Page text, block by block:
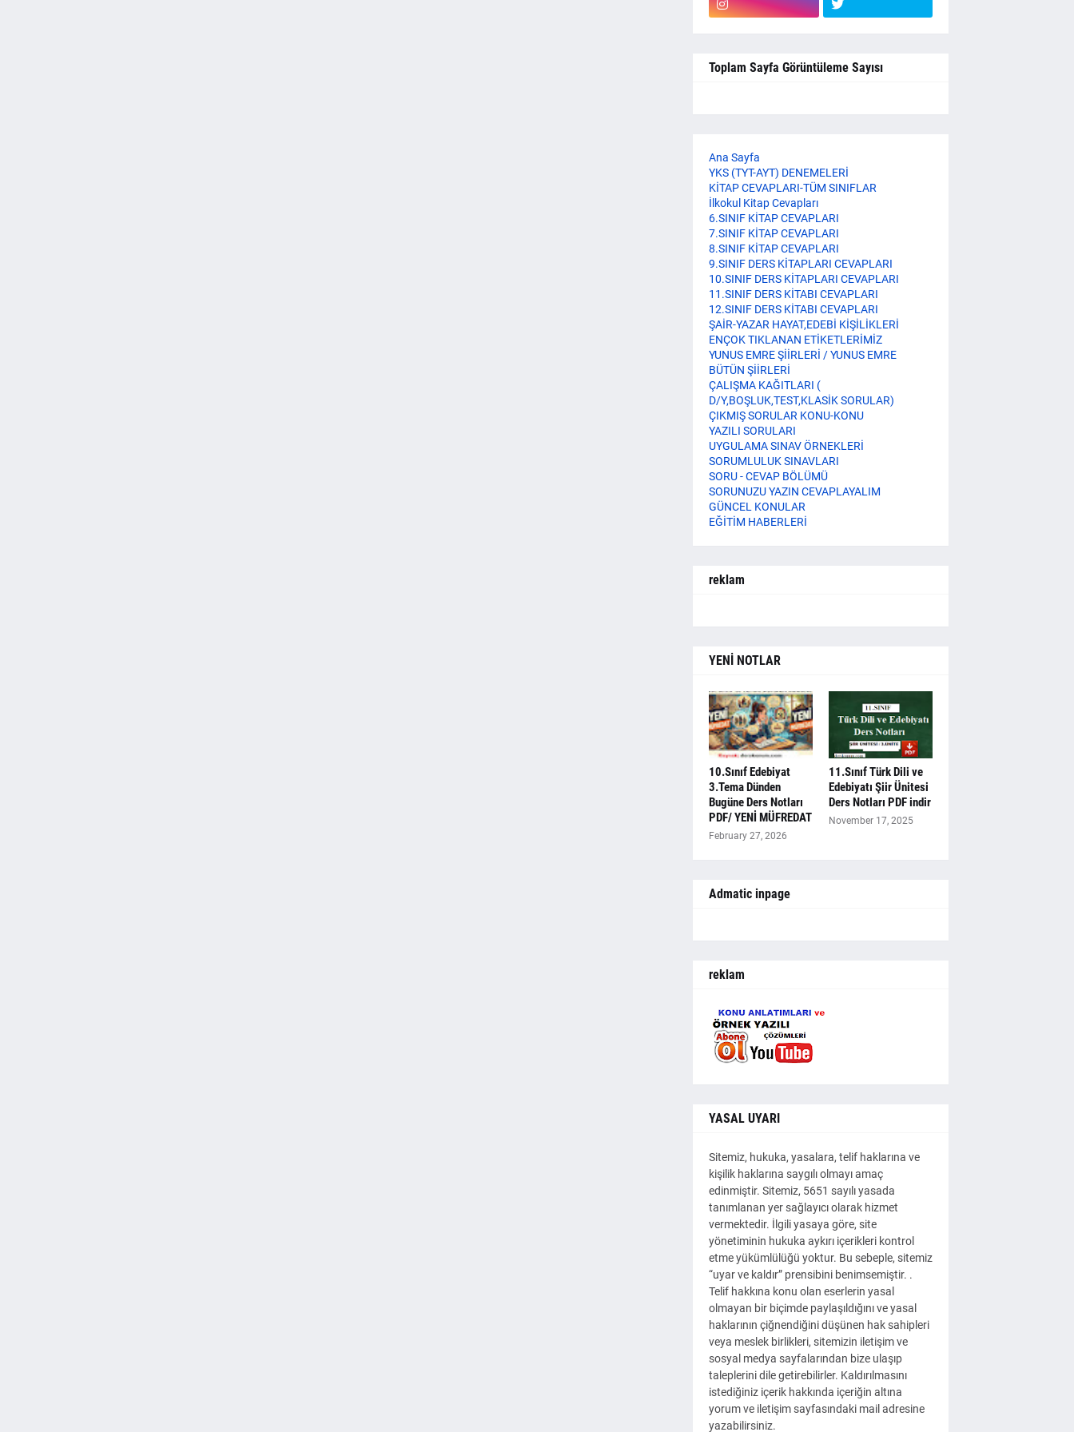
Toplam Sayfa Görüntüleme Sayısı
Ana Sayfa
YKS (TYT-AYT) DENEMELERİ
KİTAP CEVAPLARI-TÜM SINIFLAR
İlkokul Kitap Cevapları
6.SINIF KİTAP CEVAPLARI
7.SINIF KİTAP CEVAPLARI
8.SINIF KİTAP CEVAPLARI
9.SINIF DERS KİTAPLARI CEVAPLARI
10.SINIF DERS KİTAPLARI CEVAPLARI
11.SINIF DERS KİTABI CEVAPLARI
12.SINIF DERS KİTABI CEVAPLARI
ŞAİR-YAZAR HAYAT,EDEBİ KİŞİLİKLERİ
ENÇOK TIKLANAN ETİKETLERİMİZ
YUNUS EMRE ŞİİRLERİ / YUNUS EMRE
BÜTÜN ŞİİRLERİ
ÇALIŞMA KAĞITLARI (
D/Y,BOŞLUK,TEST,KLASİK SORULAR)
ÇIKMIŞ SORULAR KONU-KONU
YAZILI SORULARI
UYGULAMA SINAV ÖRNEKLERİ
SORUMLULUK SINAVLARI
SORU - CEVAP BÖLÜMÜ
SORUNUZU YAZIN CEVAPLAYALIM
GÜNCEL KONULAR
EĞİTİM HABERLERİ
reklam
YENİ NOTLAR
10.Sınıf Edebiyat
3.Tema Dünden
Bugüne Ders Notları
PDF/ YENİ MÜFREDAT
February 27, 2026
11.Sınıf Türk Dili ve
Edebiyatı Şiir Ünitesi
Ders Notları PDF indir
November 17, 2025
Admatic inpage
reklam
YASAL UYARI
Sitemiz, hukuka, yasalara, telif haklarına ve
kişilik haklarına saygılı olmayı amaç
edinmiştir. Sitemiz, 5651 sayılı yasada
tanımlanan yer sağlayıcı olarak hizmet
vermektedir. İlgili yasaya göre, site
yönetiminin hukuka aykırı içerikleri kontrol
etme yükümlülüğü yoktur. Bu sebeple, sitemiz
“uyar ve kaldır” prensibini benimsemiştir. .
Telif hakkına konu olan eserlerin yasal
olmayan bir biçimde paylaşıldığını ve yasal
haklarının çiğnendiğini düşünen hak sahipleri
veya meslek birlikleri, sitemizin iletişim ve
sosyal medya sayfalarından bize ulaşıp
taleplerini dile getirebilirler. Kaldırılmasını
istediğiniz içerik hakkında içeriğin altına
yorum ve iletişim sayfasındaki mail adresine
yazabilirsiniz.